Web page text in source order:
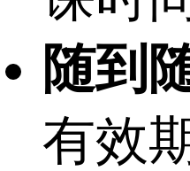
随到
有效